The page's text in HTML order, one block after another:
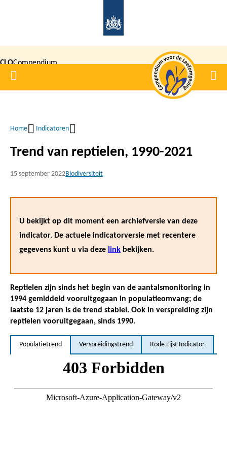
inhoud
gaan
CLOCompendium
voor de
Home
Kruimelpad
Home Indicatoren
Trend van reptielen, 1990-2021
15 september 2022Biodiversiteit
U bekijkt op dit moment een archiefversie van deze
indicator. De actuele indicatorversie met recentere
gegevens kunt u via deze link bekijken.
Reptielen zijn sinds het begin van de aantalsmonitoring in
1994 gemiddeld vooruitgegaan in populatieomvang; de
laatste 12 jaren is de trend stabiel. Ook in verspreiding zijn
reptielen vooruitgegaan, sinds 1990.
Populatietrend Verspreidingstrend Rode Lijst Indicator